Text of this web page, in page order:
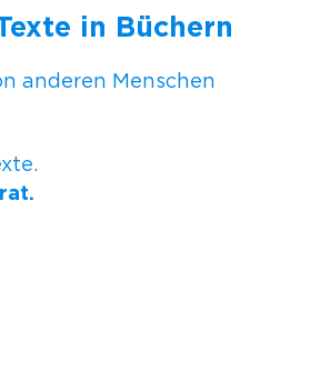
in Büchern
anderen Menschen